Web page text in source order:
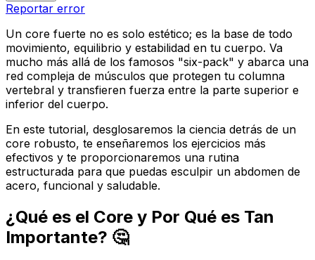
Reportar error
Un core fuerte no es solo estético; es la base de todo
movimiento, equilibrio y estabilidad en tu cuerpo. Va
mucho más allá de los famosos "six-pack" y abarca una
red compleja de músculos que protegen tu columna
vertebral y transfieren fuerza entre la parte superior e
inferior del cuerpo.
En este tutorial, desglosaremos la ciencia detrás de un
core robusto, te enseñaremos los ejercicios más
efectivos y te proporcionaremos una rutina
estructurada para que puedas esculpir un abdomen de
acero, funcional y saludable.
¿Qué es el Core y Por Qué es Tan
Importante? 🤔